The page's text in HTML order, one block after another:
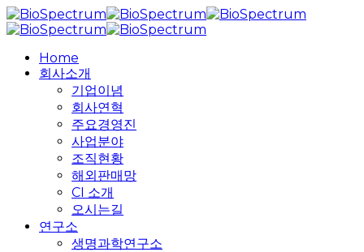
Skip
to
content
search
MenuHome
회사소개
기업이념
회사연혁
주요경영진
사업분야
조직현황
해외판매망
CI 소개
오시는길
연구소
생명과학연구소